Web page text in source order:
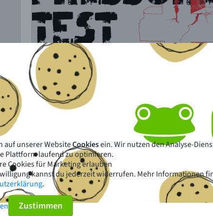
auf unserer WebsiteCookiesein. Wir nutzen den Analyse-
Plattform laufend zu optimieren.
Cookies für Marketing erlauben
kannst du jederzeit widerrufen. Mehr Informationen
.
Zustimmen